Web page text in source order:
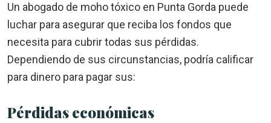
Un abogado de moho tóxico en Punta Gorda puede
luchar para asegurar que reciba los fondos que
necesita para cubrir todas sus pérdidas.
Dependiendo de sus circunstancias, podría calificar
para dinero para pagar sus:
Pérdidas económicas